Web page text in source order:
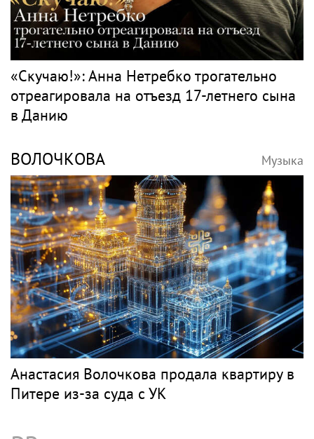
Игорь Бутман планирует концерты в
Бразилии и Никарагуа в этом году
Классика
НЕТРЕБКО Музыка